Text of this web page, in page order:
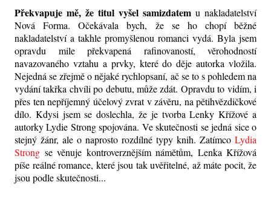
Překvapuje mě, že titul vyšel samizdatem u nakladatelství
Nová Forma. Očekávala bych, že se ho chopí běžné
nakladatelství a takhle promyšlenou romanci vydá. Byla jsem
opravdu mile překvapená rafinovaností, věrohodností
navazovaného vztahu a prvky, které do děje autorka vložila.
Nejedná se zřejmě o nějaké rychlopsaní, ač se to s pohledem na
vydání takřka chvíli po debutu, může zdát. Opravdu to vidím, i
přes ten nepříjemný účelový zvrat v závěru, na pětihvězdičkové
dílo. Kdysi jsem se doslechla, že je tvorba Lenky Křížové a
autorky Lydie Strong spojována. Ve skutečnosti se jedná sice o
stejný žánr, ale o naprosto rozdílné typy knih. Zatímco Lydia
Strong se věnuje kontroverznějším námětům, Lenka Křížová
píše reálné romance, které jsou tak uvěřitelné, až máte pocit, že
jsou podle skutečnosti...